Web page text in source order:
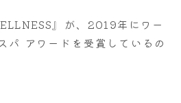
』が、2019年にワー
パ アワードを受賞しているの